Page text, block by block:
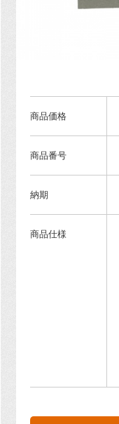
商品価格
商品番号
納期
商品仕様